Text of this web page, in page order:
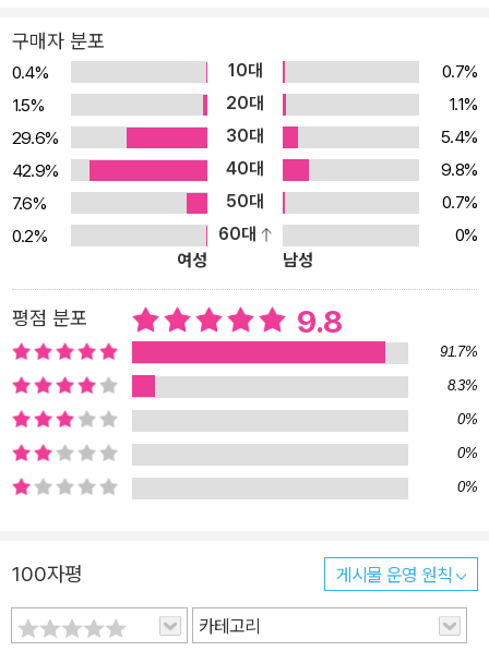
꾸는 아버지라면 우리는 아버지를 어떻게 생각할까? 우리 아이들은
자신의 엄마아빠의 어릴 적 꿈이 무엇이었는지 생각해 본 적이 있을
까? 어릴 적 아빠의 꿈은 무엇이었는지? 어릴 적 엄마의 꿈은 무엇이
었는지? 아니 할아버지와 할머니의 꿈은 무엇이었는지? 그리고 그들
을 과연 그 꿈을 이루었는지? 아니 그 꿈을 아직 기억하고 있는지? 많
은 부모들은 아이들에게 묻는다. "네 꿈은 무엇이냐?" "너는 커서 무
엇이 되고 싶으냐?" 그러나 어느 부모도 쉽게 자신의 어릴 적 꿈에 대
해서는 이야기하지 않는다. 대신 끊임없이 아이들의 미래와 현실에
대해서만 이야기한다. 그렇지만 <아버지의 꿈>에서 아버지는 아들에
게 어떤 것도 묻지 않는다. 다만 자신의 꿈을 위해 포기하지 않고 노력
한다. 아버지에게 꿈이 있었기에, 아들은 아버지의 꿈과 만나게 된다.
<아버지의 꿈>은 아버지의 꿈만이 아닌, 가족의 이야기다. 우리는 꿈
꿀 수 있다는 것이 얼마나 소중한 것인지, 또한 오랜 시간이 흘러도 아
버지와 아들, 그리고 또 아들에게 전해질 수 있는 꿈이 있다는 것이 얼
마나 행복한 일인지 느낄 수 있을 것이다. 믿을 수 없는 세계로의 한
걸음. 그것은 바로 꿈! <아버지의 꿈>은 작가 자신의 실제 어릴 적 경
버지의 모습과 그것을 지켜보던 자신의 어린 시절의 추억이 고스란히
녹아있다. 독학으로 그림 공부를 했다는 것이 믿기지 않을 정도로 그
레이엄 베이커-스미스의 그림은 놀랍다. 강렬한 색감과 환상적인 연
구매자 분포
0.4% 10대
0.7%
1.5%
20대
1.1%
29.6%
30대
5.4%
42.9%
40대
9.8%
7.6%
50대
0.7%
0.2%
60대
0%
여성
남성
평점 분포 9.8
91.7%
8.3%
0%
0%
0%
100자평 게시물 운영 원칙
카테고리